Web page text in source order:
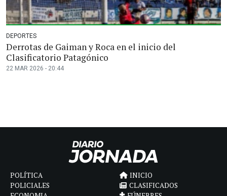
DEPORTES
Derrotas de Gaiman y Roca en el inicio del
Clasificatorio Patagónico
22 MAR 2026 - 20:44
POLÍTICA
POLICIALES
INICIO
CLASIFICADOS